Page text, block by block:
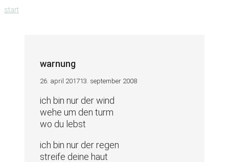
zum
start
warnung
26. april 201713. september 2008
ich bin nur der wind
wehe um den turm
wo du lebst
ich bin nur der regen
streife deine haut